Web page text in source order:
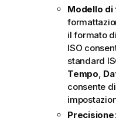
Modello
il formato
ISO
standard
Tempo
consente
Precisione